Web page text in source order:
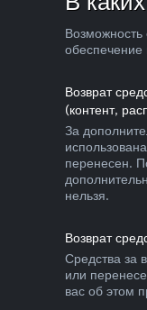
Возможность
обеспечение
Возврат
(контент,
За
перенесен.
нельзя.
Возврат
Средства за
или
вас об этом